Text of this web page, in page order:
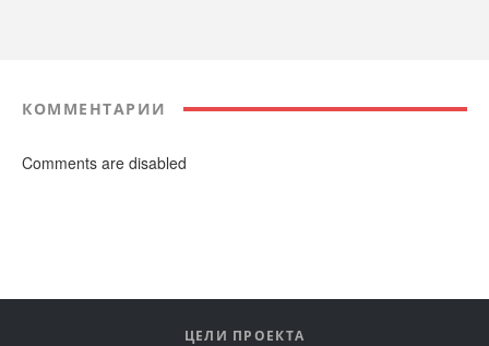
КОММЕНТАРИИ
Comments are disabled
ЦЕЛИ ПРОЕКТА